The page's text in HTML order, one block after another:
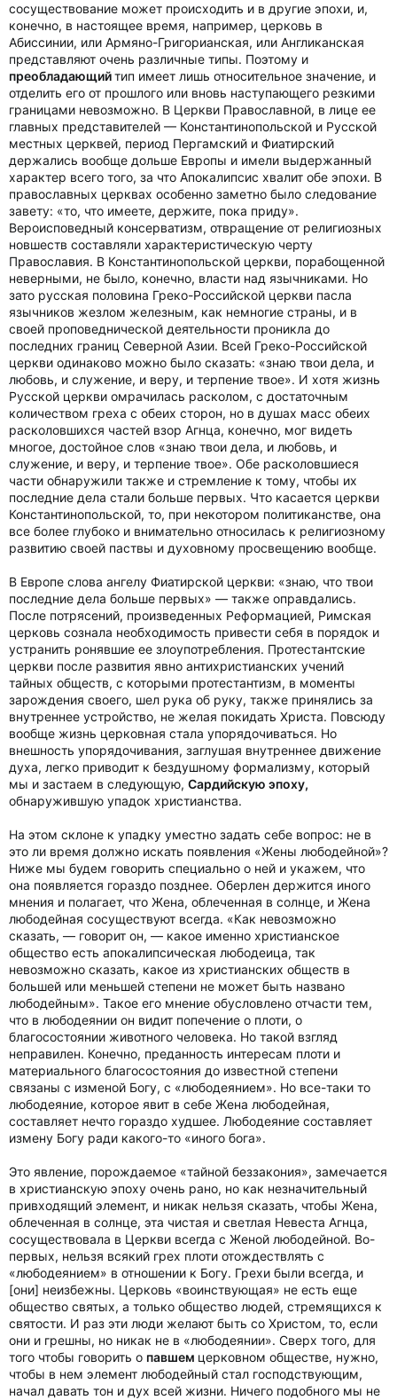
сосуществование может происходить и в другие эпохи, и,
конечно, в настоящее время, например, церковь в
Абиссинии, или Армяно-Григорианская, или Англиканская
представляют очень различные типы. Поэтому и
преобладающийтип имеет лишь относительное значение, и
отделить его от прошлого или вновь наступающего резкими
границами невозможно. В Церкви Православной, в лице ее
главных представителей — Константинопольской и Русской
местных церквей, период Пергамский и Фиатирский
держались вообще дольше Европы и имели выдержанный
характер всего того, за что Апокалипсис хвалит обе эпохи. В
православных церквах особенно заметно было следование
завету: «то, что имеете, держите, пока приду».
Вероисповедный консерватизм, отвращение от религиозных
новшеств составляли характеристическую черту
Православия. В Константинопольской церкви, порабощенной
неверными, не было, конечно, власти над язычниками. Но
зато русская половина Греко-Российской церкви пасла
язычников жезлом железным, как немногие страны, и в
своей проповеднической деятельности проникла до
последних границ Северной Азии. Всей Греко-Российской
церкви одинаково можно было сказать: «знаю твои дела, и
любовь, и служение, и веру, и терпение твое». И хотя жизнь
Русской церкви омрачилась расколом, с достаточным
количеством греха с обеих сторон, но в душах масс обеих
расколовшихся частей взор Агнца, конечно, мог видеть
многое, достойное слов «знаю твои дела, и любовь, и
служение, и веру, и терпение твое». Обе расколовшиеся
части обнаружили также и стремление к тому, чтобы их
последние дела стали больше первых. Что касается церкви
Константинопольской, то, при некотором политиканстве, она
все более глубоко и внимательно относилась к религиозному
развитию своей паствы и духовному просвещению вообще.
В Европе слова ангелу Фиатирской церкви: «знаю, что твои
последние дела больше первых» — также оправдались.
После потрясений, произведенных Реформацией, Римская
церковь сознала необходимость привести себя в порядок и
устранить ронявшие ее злоупотребления. Протестантские
церкви после развития явно антихристианских учений
тайных обществ, с которыми протестантизм, в моменты
зарождения своего, шел рука об руку, также принялись за
внутреннее устройство, не желая покидать Христа. Повсюду
вообще жизнь церковная стала упорядочиваться. Но
внешность упорядочивания, заглушая внутреннее движение
духа, легко приводит к бездушному формализму, который
мы и застаем в следующую, Сардийскую эпоху,
обнаружившую упадок христианства.
На этом склоне к упадку уместно задать себе вопрос: не в
это ли время должно искать появления «Жены любодейной»?
Ниже мы будем говорить специально о ней и укажем, что
она появляется гораздо позднее. Оберлен держится иного
мнения и полагает, что Жена, облеченная в солнце, и Жена
любодейная сосуществуют всегда. «Как невозможно
сказать, — говорит он, — какое именно христианское
общество есть апокалипсическая любодеица, так
невозможно сказать, какое из христианских обществ в
большей или меньшей степени не может быть названо
любодейным». Такое его мнение обусловлено отчасти тем,
что в любодеянии он видит попечение о плоти, о
благосостоянии животного человека. Но такой взгляд
неправилен. Конечно, преданность интересам плоти и
материального благосостояния до известной степени
связаны с изменой Богу, с «любодеянием». Но все-таки то
любодеяние, которое явит в себе Жена любодейная,
составляет нечто гораздо худшее. Любодеяние составляет
измену Богу ради какого-то «иного бога».
Это явление, порождаемое «тайной беззакония», замечается
в христианскую эпоху очень рано, но как незначительный
привходящий элемент, и никак нельзя сказать, чтобы Жена,
облеченная в солнце, эта чистая и светлая Невеста Агнца,
сосуществовала в Церкви всегда с Женой любодейной. Во-
первых, нельзя всякий грех плоти отождествлять с
«любодеянием» в отношении к Богу. Грехи были всегда, и
[они] неизбежны. Церковь «воинствующая» не есть еще
общество святых, а только общество людей, стремящихся к
святости. И раз эти люди желают быть со Христом, то, если
они и грешны, но никак не в «любодеянии». Сверх того, для
того чтобы говорить о павшем церковном обществе, нужно,
чтобы в нем элемент любодейный стал господствующим,
начал давать тон и дух всей жизни. Ничего подобного мы не